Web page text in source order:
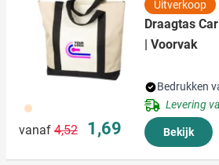
357
vanaf Normale prijs
4,52 Speciale prijs
1,69
Uitverkoop
Draagtas
| Voorvak
Bedrukken
Levering
Bekijk